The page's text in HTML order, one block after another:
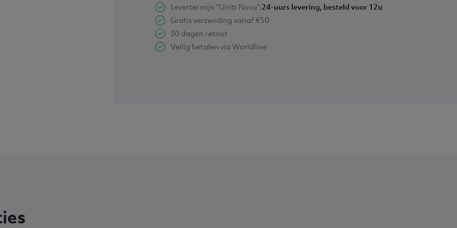
Levertermijn "Uniti Nova":24-uurs levering, besteld voor 12u
Gratis verzending vanaf €50
30 dagen retour
Veilig betalen via Worldline